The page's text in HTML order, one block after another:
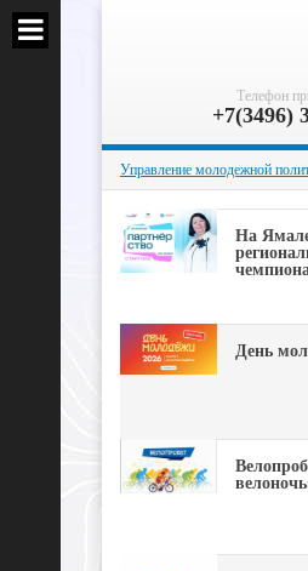
Телефон
+7(3496)
Управление молодежной
На
День